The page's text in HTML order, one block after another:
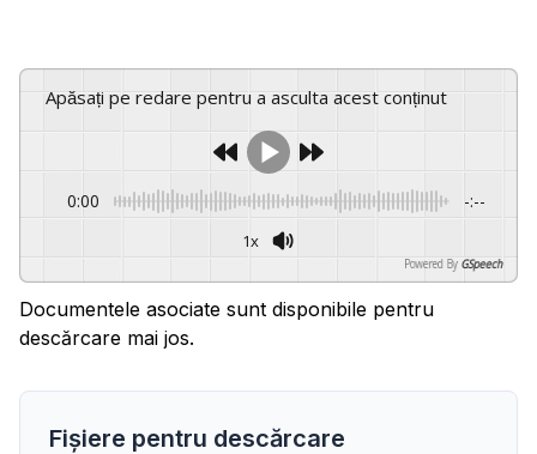
Apăsați pe redare pentru a asculta acest conținut
0:00 -:--
1x
Powered By GSpeech
Documentele asociate sunt disponibile pentru
descărcare mai jos.
Fișiere pentru descărcare